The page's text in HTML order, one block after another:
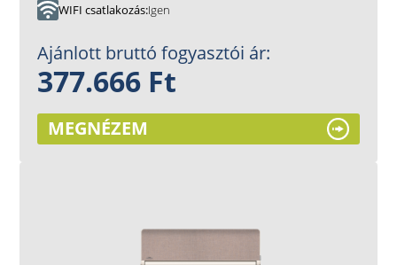
WIFI csatlakozás Igen
Ajánlott bruttó fogyasztói ár:
377.666 Ft
MEGNÉZEM